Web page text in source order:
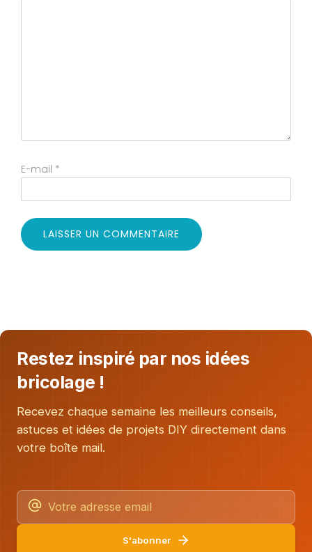
E-mail *
Restez inspiré par nos idées
bricolage !
Recevez chaque semaine les meilleurs conseils,
astuces et idées de projets DIY directement dans
votre boîte mail.
S'abonner